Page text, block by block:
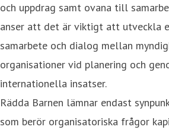
och uppdrag samt ovana till
anser att det är viktigt att utveckla
samarbete och dialog mellan
organisationer vid planering och
internationella insatser.
Rädda Barnen lämnar endast
som berör organisatoriska frågor